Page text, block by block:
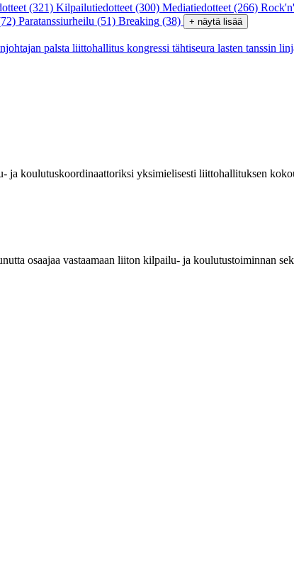
(321) Kilpailutiedotteet (300) Mediatiedotteet (266)
Paratanssiurheilu (51) Breaking (38) + näytä lisää
palsta liittohallitus kongressi tähtiseura lasten tanssin
koulutuskoordinaattoriksi yksimielisesti liittohallituksen
osaajaa vastaamaan liiton kilpailu- ja koulutustoiminnan